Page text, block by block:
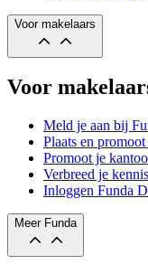
Voor makelaars
Voor
Meld je aan bij
Plaats en
Promoot je
Verbreed je kennis
Inloggen Funda
Meer Funda